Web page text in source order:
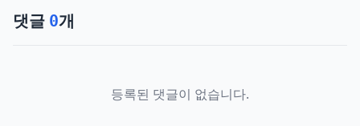
댓글 0개
등록된 댓글이 없습니다.